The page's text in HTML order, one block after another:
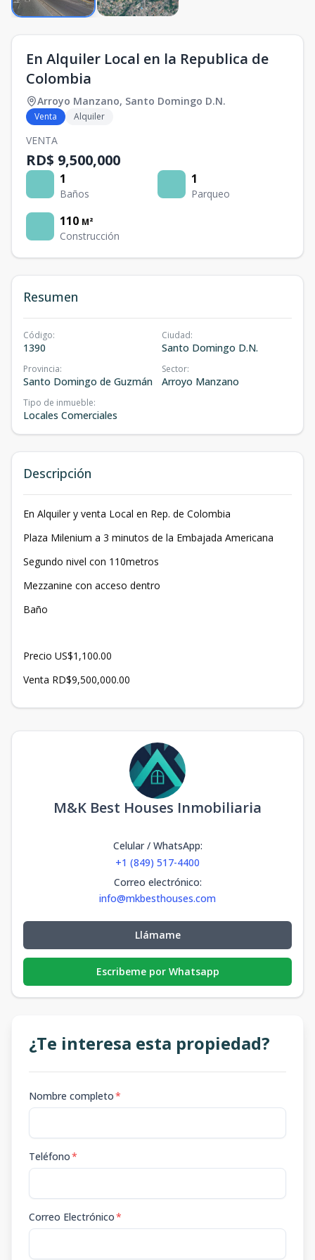
En Alquiler Local en la Republica de
Colombia
Arroyo Manzano, Santo Domingo D.N.
Venta Alquiler
VENTA
RD$ 9,500,000
1
Baños
1
Parqueo
110 M²
Construcción
Resumen
Código:
1390
Ciudad:
Santo Domingo D.N.
Provincia:
Santo Domingo de Guzmán
Sector:
Arroyo Manzano
Tipo de inmueble:
Locales Comerciales
Descripción
En Alquiler y venta Local en Rep. de Colombia
Plaza Milenium a 3 minutos de la Embajada Americana
Segundo nivel con 110metros
Mezzanine con acceso dentro
Baño
Precio US$1,100.00
Venta RD$9,500,000.00
M&K Best Houses Inmobiliaria
Celular / WhatsApp:
+1 (849) 517-4400
Correo electrónico:
info@mkbesthouses.com
Llámame
Escribeme por Whatsapp
¿Te interesa esta propiedad?
Nombre completo*
Teléfono*
Correo Electrónico*